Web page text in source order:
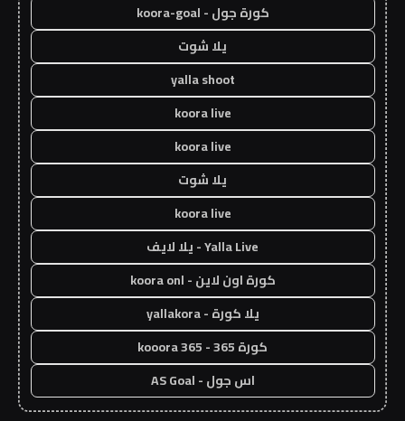
كورة جول - koora-goal
يلا شوت
yalla shoot
koora live
koora live
يلا شوت
koora live
Yalla Live - يلا لايف
كورة اون لاين - koora onl
يلا كورة - yallakora
كورة 365 - kooora 365
اس جول - AS Goal